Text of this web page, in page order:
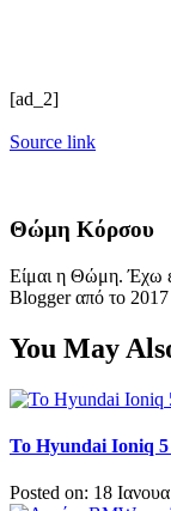
[ad_2]
Source link
Θώμη Κόρσου
Είμαι η Θώμη. Έχω
Blogger από το
You May
Το Hyundai Ioniq 5
Posted on: 18